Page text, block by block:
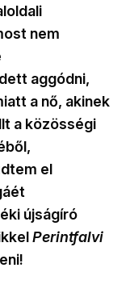
nem
aggódni,
a nő, akinek
a közösségi
el
újságíró
Perintfalvi